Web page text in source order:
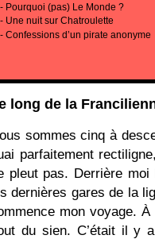
- Pourquoi (pas) Le Monde ?
- Une nuit sur Chatroulette
- Confessions d’un pirate anonyme
long de la
sommes cinq à
parfaitement
pleut pas. Derrière moi
dernières gares de la
mon voyage.
du sien. C’était il y